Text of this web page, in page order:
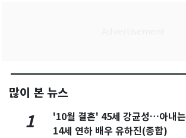
많이 본 뉴스
1
'10월 결혼' 45세 강균성…아내는
14세 연하 배우 유하진(종합)